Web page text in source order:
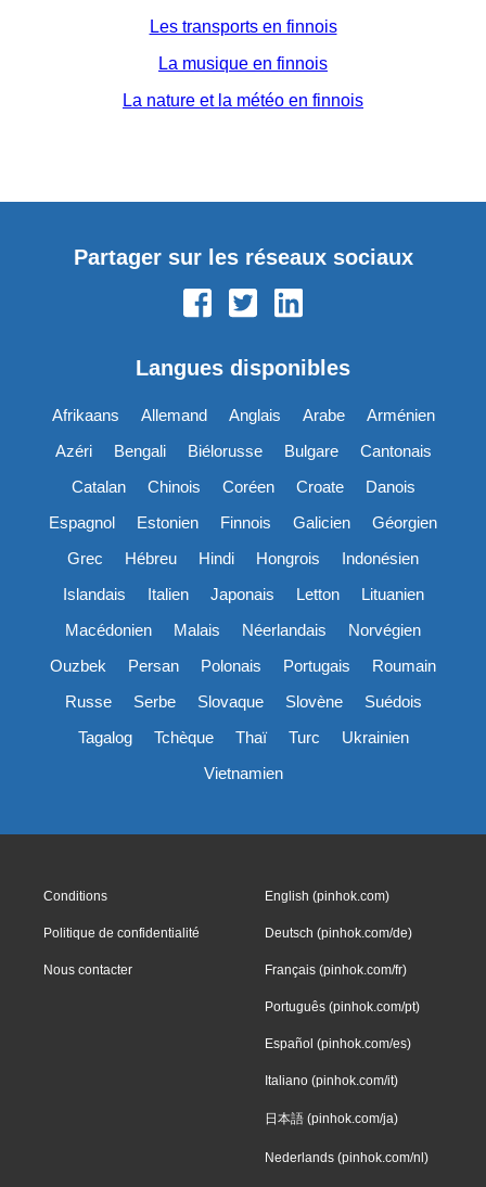
Les transports en finnois
La musique en finnois
La nature et la météo en finnois
Partager sur les réseaux sociaux
Langues disponibles
Afrikaans Allemand Anglais Arabe
Arménien
Azéri
Bengali Biélorusse Bulgare
Cantonais
Catalan
Chinois Coréen Croate
Danois
Espagnol
Estonien Finnois Galicien
Géorgien
Grec
Hébreu Hindi Hongrois
Indonésien
Islandais
Italien Japonais Letton
Lituanien
Macédonien
Malais Néerlandais
Norvégien
Ouzbek
Persan Polonais Portugais
Roumain
Russe
Serbe Slovaque Slovène
Suédois
Tagalog
Tchèque Thaï Turc
Ukrainien
Vietnamien
Conditions
Politique de confidentialité
Nous contacter
English (pinhok.com)
Deutsch (pinhok.com/de)
Français (pinhok.com/fr)
Português (pinhok.com/pt)
Español (pinhok.com/es)
Italiano (pinhok.com/it)
日本語 (pinhok.com/ja)
Nederlands (pinhok.com/nl)